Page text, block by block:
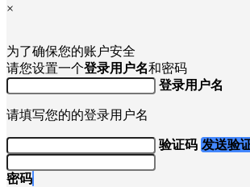
×
为了确保您的账户安全
请您设置一个登录用户名和密码
登录用户名
请填写您的的登录用户名
验证码 发送验
密码